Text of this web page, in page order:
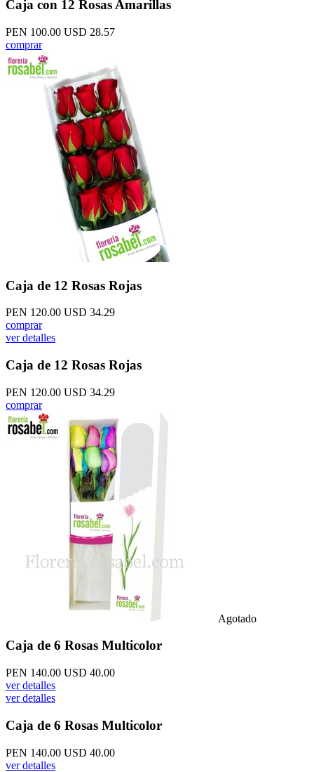
Caja con 12 Rosas Amarillas
PEN 100.00 USD 28.57
comprar
Caja de 12 Rosas Rojas
PEN 120.00 USD 34.29
comprar
ver detalles
Caja de 12 Rosas Rojas
PEN 120.00 USD 34.29
comprar
Agotado
Caja de 6 Rosas Multicolor
PEN 140.00 USD 40.00
ver detalles
ver detalles
Caja de 6 Rosas Multicolor
PEN 140.00 USD 40.00
ver detalles